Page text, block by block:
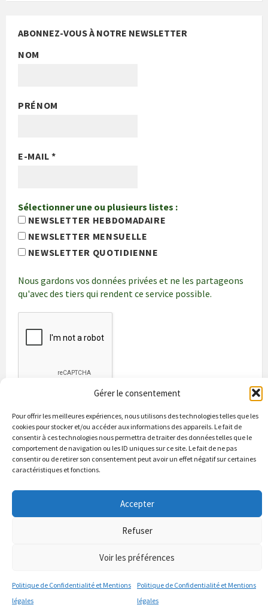
Gérer le consentement
Pour offrir les meilleures expériences, nous utilisons des technologies telles que les
cookies pour stocker et/ou accéder aux informations des appareils. Le fait de
consentir à ces technologies nous permettra de traiter des données telles que le
comportement de navigation ou les ID uniques sur ce site. Le fait de ne pas
consentir ou de retirer son consentement peut avoir un effet négatif sur certaines
caractéristiques et fonctions.
Accepter
Refuser
Voir les préférences
Politique de Confidentialité et Mentions
légales
Politique de Confidentialité et Mentions
légales
ABONNEZ-VOUS À NOTRE NEWSLETTER
NOM
PRÉNOM
E-MAIL*
Sélectionner une ou plusieurs listes :
NEWSLETTER HEBDOMADAIRE
NEWSLETTER MENSUELLE
NEWSLETTER QUOTIDIENNE
Nous gardons vos données privées et ne les partageons
qu'avec des tiers qui rendent ce service possible.
Bienvenue à Puycapel La municipalité
Actualités
Les bonnes adresses
© 2026 Site officiel de la commune de Puycapel dans le Cantal
Conformité à la loi RGPD
Puycapel.fr utilise des cookies pour améliorer les performance et
votre usage du site web. nous présumons de votre accord pour
le dicte et vous en donne le droit .